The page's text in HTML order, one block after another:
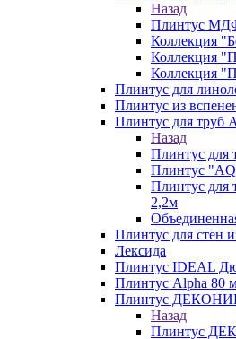
Назад
Плинтус
Коллекция
Коллекция
Коллекция
Плинтус для
Плинтус из
Плинтус для труб
Назад
Плинтус для
Плинтус
Плинтус для
2,2м
Плинтус для стен
Лексида
Плинтус IDEAL
Плинтус Alpha 80
Плинтус
Назад
Плинтус